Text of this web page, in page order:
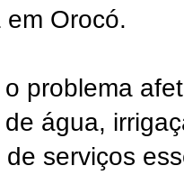
Orocó.
problema
água,
serviços